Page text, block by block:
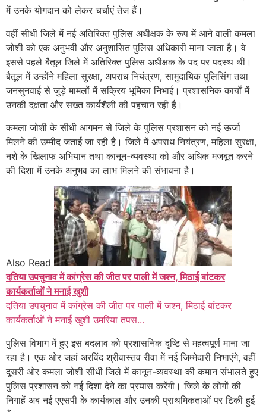
में उनके योगदान को लेकर चर्चाएं तेज हैं।
वहीं सीधी जिले में नई अतिरिक्त पुलिस अधीक्षक के रूप में आने वाली कमला
जोशी को एक अनुभवी और अनुशासित पुलिस अधिकारी माना जाता है। वे
इससे पहले बैतूल जिले में अतिरिक्त पुलिस अधीक्षक के पद पर पदस्थ थीं।
बैतूल में उन्होंने महिला सुरक्षा, अपराध नियंत्रण, सामुदायिक पुलिसिंग तथा
जनसुनवाई से जुड़े मामलों में सक्रिय भूमिका निभाई। प्रशासनिक कार्यों में
उनकी दक्षता और सख्त कार्यशैली की पहचान रही है।
कमला जोशी के सीधी आगमन से जिले के पुलिस प्रशासन को नई ऊर्जा
मिलने की उम्मीद जताई जा रही है। जिले में अपराध नियंत्रण, महिला सुरक्षा,
नशे के खिलाफ अभियान तथा कानून-व्यवस्था को और अधिक मजबूत करने
की दिशा में उनके अनुभव का लाभ मिलने की संभावना है।
Also Read
दतिया उपचुनाव में कांग्रेस की जीत पर पाली में जश्न, मिठाई बांटकर
कार्यकर्ताओं ने मनाई खुशी
दतिया उपचुनाव में कांग्रेस की जीत पर पाली में जश्न, मिठाई बांटकर
कार्यकर्ताओं ने मनाई खुशी उमरिया तपस...
पुलिस विभाग में हुए इस बदलाव को प्रशासनिक दृष्टि से महत्वपूर्ण माना जा
रहा है। एक ओर जहां अरविंद श्रीवास्तव रीवा में नई जिम्मेदारी निभाएंगे, वहीं
दूसरी ओर कमला जोशी सीधी जिले में कानून-व्यवस्था की कमान संभालते हुए
पुलिस प्रशासन को नई दिशा देने का प्रयास करेंगी। जिले के लोगों की
निगाहें अब नई एएसपी के कार्यकाल और उनकी प्राथमिकताओं पर टिकी हुई